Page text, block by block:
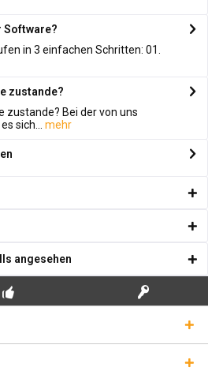
Software?
in 3 einfachen Schritten: 01.
zustande?
zustande? Bei der von uns
sich...
mehr
angesehen
LIZENZSCHLÜSSEL